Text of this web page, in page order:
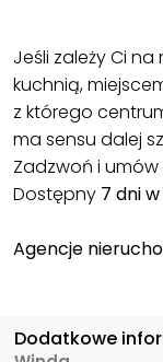
Jeśli zależy Ci
kuchnią,
z którego
ma sensu dalej
Zadzwoń i
Dostępny 7 dni
Agencje
Dodatkowe